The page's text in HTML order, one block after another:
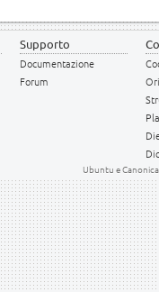
Supporto
Documentazione
Forum
Ubuntu e